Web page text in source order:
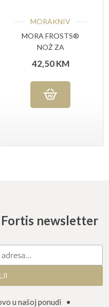
MORAKNIV
MORA FROSTS®
NOŽ ZA
ZAKRIVLJENI 9124
PG
42,50KM
Fortis newsletter
u našoj ponudi •